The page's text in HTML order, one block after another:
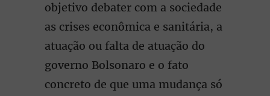
objetivo debater com a sociedade
as crises econômica e sanitária, a
atuação ou falta de atuação do
governo Bolsonaro e o fato
concreto de que uma mudança só